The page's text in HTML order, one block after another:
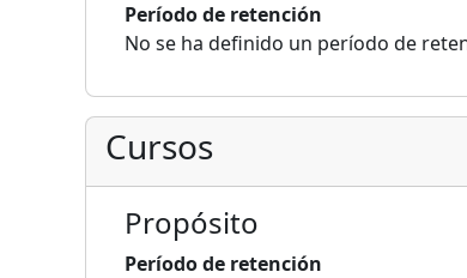
Período de retención
No se ha definido un período de
Cursos
Propósito
Período de retención